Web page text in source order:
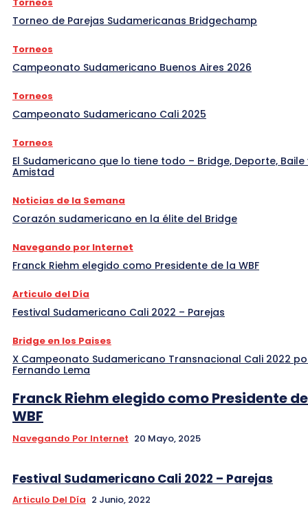
Torneo de Parejas Sudamericanas Bridgechamp
Torneos
Campeonato Sudamericano Buenos Aires 2026
Torneos
Campeonato Sudamericano Cali 2025
Torneos
El Sudamericano que lo tiene todo – Bridge, Deporte, Baile
Amistad
Noticias de la Semana
Corazón sudamericano en la élite del Bridge
Navegando por Internet
Franck Riehm elegido como Presidente de la WBF
Articulo del Día
Festival Sudamericano Cali 2022 – Parejas
Bridge en los Paises
X Campeonato Sudamericano Transnacional Cali 2022
Fernando Lema
Franck Riehm elegido como Presidente
WBF
Navegando Por Internet 20 Mayo, 2025
Festival Sudamericano Cali 2022 – Parejas
Articulo Del Día 2 Junio, 2022